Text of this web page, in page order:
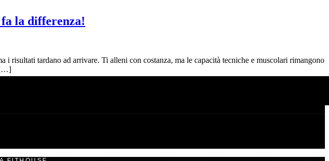
la differenza!
i risultati tardano ad arrivare. Ti alleni con costanza, ma le capacità tecniche e muscolari rimangono
[…]